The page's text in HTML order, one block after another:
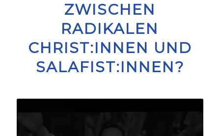
ZWISCHEN
RADIKALEN
CHRIST:INNEN UND
SALAFIST:INNEN?